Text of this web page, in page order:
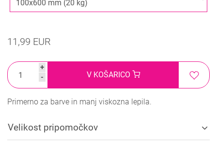
11,99 EUR
+
-
V KOŠARICO
Primerno za barve in manj viskozna lepila.
Velikost pripomočkov